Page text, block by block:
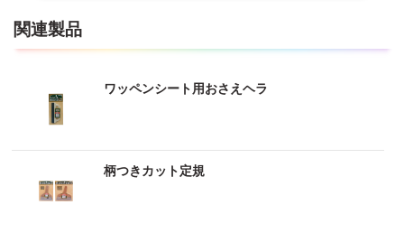
関連製品
ワッペンシート用おさえヘラ
柄つきカット定規